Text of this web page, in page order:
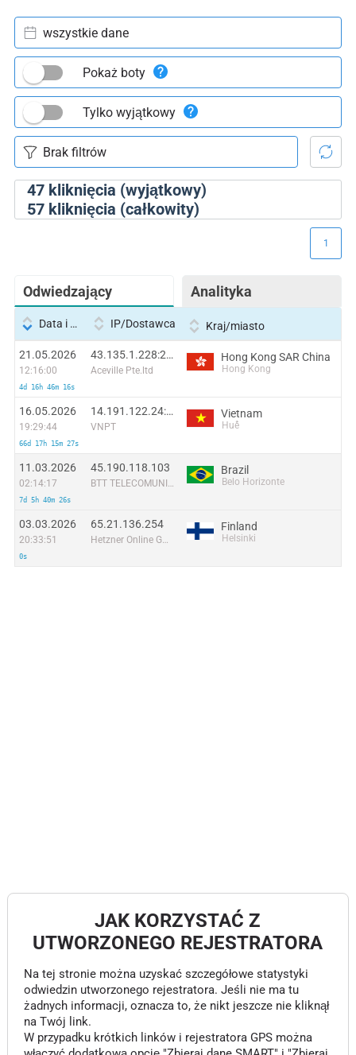
47kliknięcia (wyjątkowy)
57kliknięcia (całkowity)
wszystkie dane
Pokaż boty
Tylko wyjątkowy
Odwiedzający Analityka
1
Data i godzina IP/Dostawca Kraj/miasto
21.05.2026
12:16:00
4d 16h 46m 16s
43.135.1.228:28799
Aceville Pte.ltd
Hong Kong SAR China
Hong Kong
16.05.2026
19:29:44
66d 17h 15m 27s
14.191.122.24:28298
VNPT
Vietnam
Huế
11.03.2026
02:14:17
7d 5h 40m 26s
45.190.118.103
BTT TELECOMUNICACOES S.A.
Brazil
Belo Horizonte
03.03.2026
20:33:51
0s
65.21.136.254
Hetzner Online GmbH
Finland
Helsinki
JAK KORZYSTAĆ Z
UTWORZONEGO REJESTRATORA
Na tej stronie można uzyskać szczegółowe statystyki
odwiedzin utworzonego rejestratora. Jeśli nie ma tu
żadnych informacji, oznacza to, że nikt jeszcze nie kliknął
na Twój link.
W przypadku krótkich linków i rejestratora GPS można